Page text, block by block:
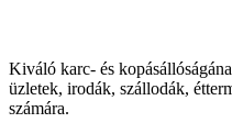
Kiváló karc- és
üzletek, irodák, szállodák,
számára.